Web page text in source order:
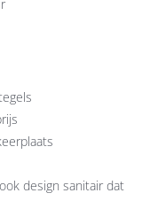
design sanitair dat